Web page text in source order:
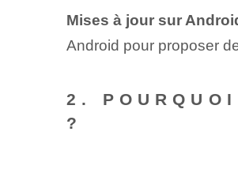
Mises à jour sur
Android pour proposer
2.
?